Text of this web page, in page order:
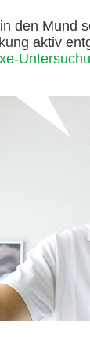
den Mund
aktiv